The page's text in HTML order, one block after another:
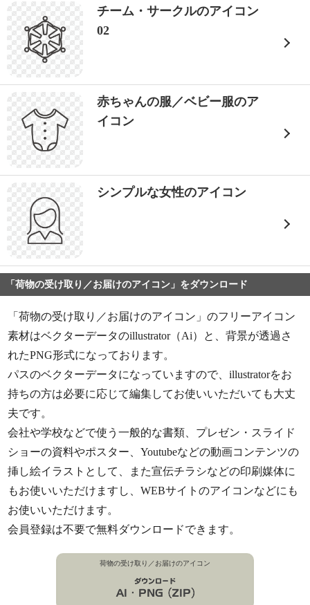
チーム・サークルのアイコン
02
赤ちゃんの服／ベビー服のア
イコン
シンプルな女性のアイコン
「荷物の受け取り／お届けのアイコン」をダウンロード
「荷物の受け取り／お届けのアイコン」のフリーアイコン
素材はベクターデータのillustrator（Ai）と、背景が透過さ
れたPNG形式になっております。
パスのベクターデータになっていますので、illustratorをお
持ちの方は必要に応じて編集してお使いいただいても大丈
夫です。
会社や学校などで使う一般的な書類、プレゼン・スライド
ショーの資料やポスター、Youtubeなどの動画コンテンツの
挿し絵イラストとして、また宣伝チラシなどの印刷媒体に
もお使いいただけますし、WEBサイトのアイコンなどにも
お使いいただけます。
会員登録は不要で無料ダウンロードできます。
荷物の受け取り／お届けのアイコン